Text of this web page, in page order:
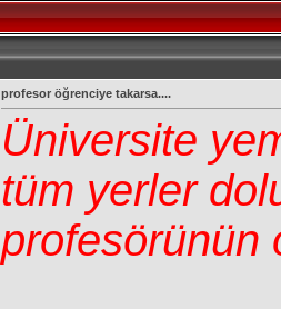
profesor öğrenciye takarsa....
Üniversite
tüm yerler
profesörünün